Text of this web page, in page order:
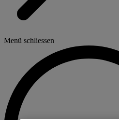
Menü schliessen